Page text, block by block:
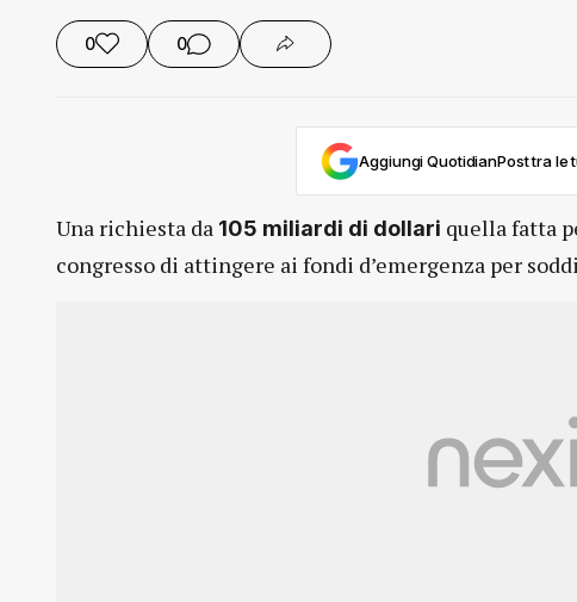
0 0
Aggiungi QuotidianPost tra le
Una richiesta da 105 miliardi di dollari quella fatta
congresso di attingere ai fondi d’emergenza per